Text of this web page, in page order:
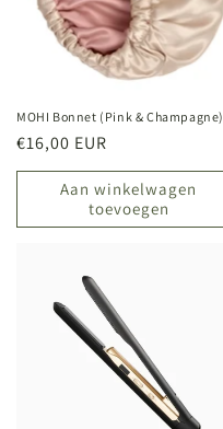
MOHI Bonnet (Pink & Champagne)
Normale
prijs
€16,00 EUR
Aan winkelwagen
toevoegen